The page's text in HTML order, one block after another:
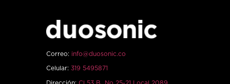
Correo: info@duosonic.co
Celular: 319 5495871